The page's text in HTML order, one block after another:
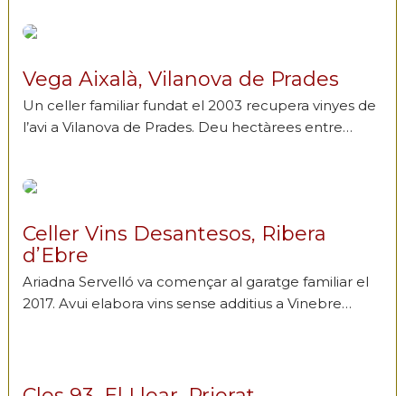
Vega Aixalà, Vilanova de Prades
Un celler familiar fundat el 2003 recupera vinyes de
l’avi a Vilanova de Prades. Deu hectàrees entre…
Celler Vins Desantesos, Ribera
d’Ebre
Ariadna Servelló va començar al garatge familiar el
2017. Avui elabora vins sense additius a Vinebre…